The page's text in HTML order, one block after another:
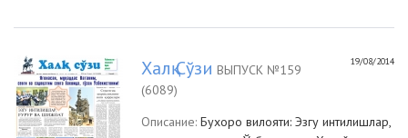
19/08/2014
Халқ Сўзи ВЫПУСК №159
(6089)
Описание: Бухоро вилояти: Эзгу интилишлар,